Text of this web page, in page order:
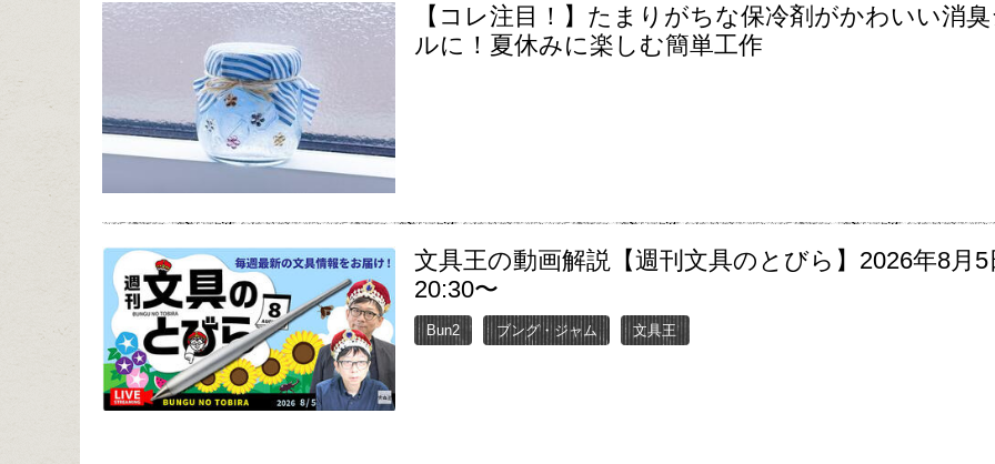
【コレ注目！】たまりがちな保冷剤がかわいい消
ルに！夏休みに楽しむ簡単工作
文具王の動画解説【週刊文具のとびら】2026年8月5
20:30〜
Bun2 ブング・ジャム 文具王